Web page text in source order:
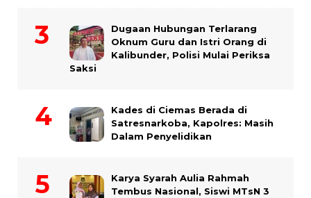
Dugaan Hubungan Terlarang
Oknum Guru dan Istri Orang di
Kalibunder, Polisi Mulai Periksa
Saksi
Kades di Ciemas Berada di
Satresnarkoba, Kapolres: Masih
Dalam Penyelidikan
Karya Syarah Aulia Rahmah
Tembus Nasional, Siswi MTsN 3